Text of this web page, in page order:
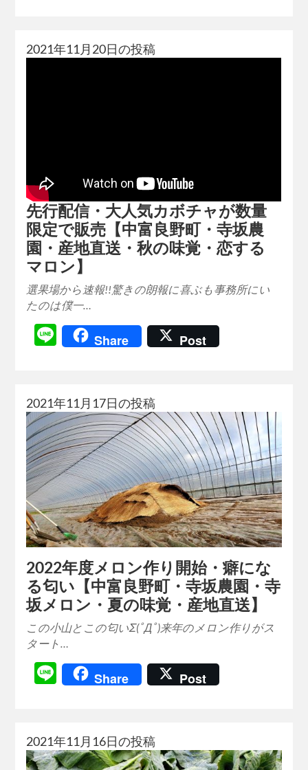
2021年11月20日の投稿
先行配信・大人気カボチャが数量
限定で販売【中富良野町・寺坂農
園・産地直送・秋の味覚・恋する
マロン】
選果場から速報!!驚きの朗報に喜ぶも事務所にい
たのは僕一…
LineShare Post
2021年11月17日の投稿
2022年度メロン作り開始・癖にな
る匂い【中富良野町・寺坂農園・寺
坂メロン・夏の味覚・産地直送】
この小山とこの匂いΣ(ﾟДﾟ)来年のメロン作りがス
タート…
LineShare Post
2021年11月16日の投稿